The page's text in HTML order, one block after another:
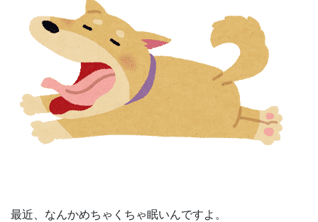
最近、なんかめちゃくちゃ眠いんですよ。